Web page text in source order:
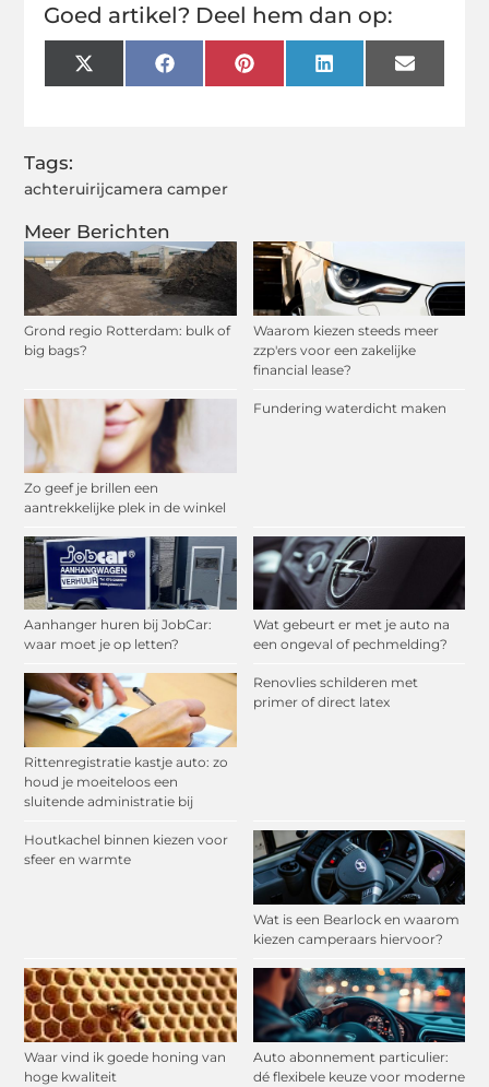
Meer Berichten
Grond regio Rotterdam: bulk of
big bags?
Waarom kiezen steeds meer
zzp'ers voor een zakelijke
financial lease?
Zo geef je brillen een
aantrekkelijke plek in de winkel
Fundering waterdicht maken
Aanhanger huren bij JobCar:
waar moet je op letten?
Wat gebeurt er met je auto na
een ongeval of pechmelding?
Rittenregistratie kastje auto: zo
houd je moeiteloos een
sluitende administratie bij
Renovlies schilderen met
primer of direct latex
Houtkachel binnen kiezen voor
sfeer en warmte
Wat is een Bearlock en waarom
kiezen camperaars hiervoor?
Waar vind ik goede honing van
hoge kwaliteit
Auto abonnement particulier:
dé flexibele keuze voor moderne
Goed artikel? Deel hem dan op:
X
(Twitter)
FacebookPinterestLinkedInEmail
Tags:
achteruirijcamera camper